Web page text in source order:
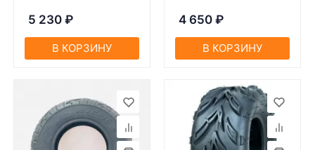
5 230 ₽
В КОРЗИНУ
4 650 ₽
В КОРЗИНУ